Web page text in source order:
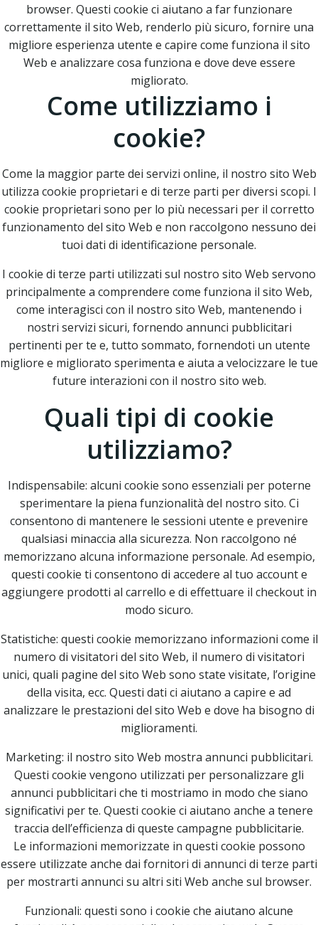
browser. Questi cookie ci aiutano a far funzionare
correttamente il sito Web, renderlo più sicuro, fornire una
migliore esperienza utente e capire come funziona il sito
Web e analizzare cosa funziona e dove deve essere
migliorato.
Come utilizziamo i
cookie?
Come la maggior parte dei servizi online, il nostro sito Web
utilizza cookie proprietari e di terze parti per diversi scopi. I
cookie proprietari sono per lo più necessari per il corretto
funzionamento del sito Web e non raccolgono nessuno dei
tuoi dati di identificazione personale.
I cookie di terze parti utilizzati sul nostro sito Web servono
principalmente a comprendere come funziona il sito Web,
come interagisci con il nostro sito Web, mantenendo i
nostri servizi sicuri, fornendo annunci pubblicitari
pertinenti per te e, tutto sommato, fornendoti un utente
migliore e migliorato sperimenta e aiuta a velocizzare le tue
future interazioni con il nostro sito web.
Quali tipi di cookie
utilizziamo?
Indispensabile: alcuni cookie sono essenziali per poterne
sperimentare la piena funzionalità del nostro sito. Ci
consentono di mantenere le sessioni utente e prevenire
qualsiasi minaccia alla sicurezza. Non raccolgono né
memorizzano alcuna informazione personale. Ad esempio,
questi cookie ti consentono di accedere al tuo account e
aggiungere prodotti al carrello e di effettuare il checkout in
modo sicuro.
Statistiche: questi cookie memorizzano informazioni come il
numero di visitatori del sito Web, il numero di visitatori
unici, quali pagine del sito Web sono state visitate, l’origine
della visita, ecc. Questi dati ci aiutano a capire e ad
analizzare le prestazioni del sito Web e dove ha bisogno di
miglioramenti.
Marketing: il nostro sito Web mostra annunci pubblicitari.
Questi cookie vengono utilizzati per personalizzare gli
annunci pubblicitari che ti mostriamo in modo che siano
significativi per te. Questi cookie ci aiutano anche a tenere
traccia dell’efficienza di queste campagne pubblicitarie.
Le informazioni memorizzate in questi cookie possono
essere utilizzate anche dai fornitori di annunci di terze parti
per mostrarti annunci su altri siti Web anche sul browser.
Funzionali: questi sono i cookie che aiutano alcune